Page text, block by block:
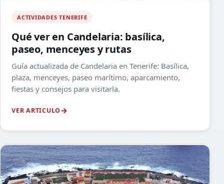
ACTIVIDADES TENERIFE
Qué ver en Candelaria: basílica,
paseo, menceyes y rutas
Guía actualizada de Candelaria en Tenerife: Basílica,
plaza, menceyes, paseo marítimo, aparcamiento,
fiestas y consejos para visitarla.
VER ARTICULO